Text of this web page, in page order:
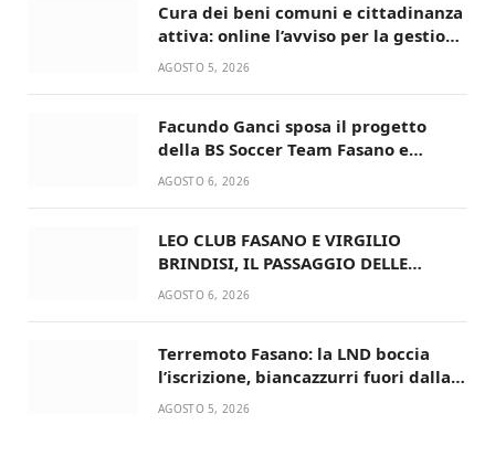
Cura dei beni comuni e cittadinanza
attiva: online l’avviso per la gestione
condivisa della Villetta di Laureto
AGOSTO 5, 2026
Facundo Ganci sposa il progetto
della BS Soccer Team Fasano e
ritorna in campo
AGOSTO 6, 2026
LEO CLUB FASANO E VIRGILIO
BRINDISI, IL PASSAGGIO DELLE
CONSEGNE RINNOVA UN’AMICIZIA
AGOSTO 6, 2026
Terremoto Fasano: la LND boccia
l’iscrizione, biancazzurri fuori dalla
Serie D
AGOSTO 5, 2026